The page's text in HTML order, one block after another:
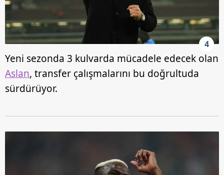
4
Yeni sezonda 3 kulvarda mücadele edecek olan
Aslan, transfer çalışmalarını bu doğrultuda
sürdürüyor.